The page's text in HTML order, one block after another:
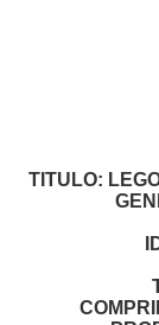
TITULO: